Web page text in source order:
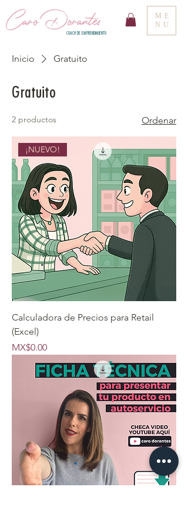
ME
NU
Caro Dorantes
COACH DE EMPRENDIMIENTO
Inicio Gratuito
Gratuito
2 productos Ordenar
¡NUEVO!
Calculadora de Precios para Retail
(Excel)
Precio
MX$0.00